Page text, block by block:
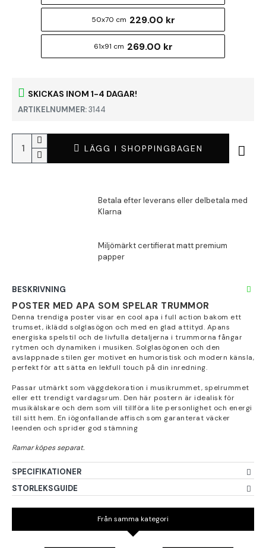
SKICKAS INOM 1-4 DAGAR!
ARTIKELNUMMER:3144
50x70 cm 229.00 kr
61x91 cm 269.00 kr
LÄGG I SHOPPINGBAGEN
BESKRIVNING
POSTER MED APA SOM SPELAR TRUMMOR
Denna trendiga poster visar en cool apa i full action bakom ett
trumset, iklädd solglasögon och med en glad attityd. Apans
energiska spelstil och de livfulla detaljerna i trummorna fångar
rytmen och dynamiken i musiken. Solglasögonen och den
avslappnade stilen ger motivet en humoristisk och modern känsla,
perfekt för att sätta en lekfull touch på din inredning.
Passar utmärkt som väggdekoration i musikrummet, spelrummet
eller ett trendigt vardagsrum. Den här postern är idealisk för
musikälskare och dem som vill tillföra lite personlighet och energi
till sitt hem. En iögonfallande affisch som garanterat väcker
leenden och sprider god stämning
SPECIFIKATIONER
STORLEKSGUIDE
Från samma kategori